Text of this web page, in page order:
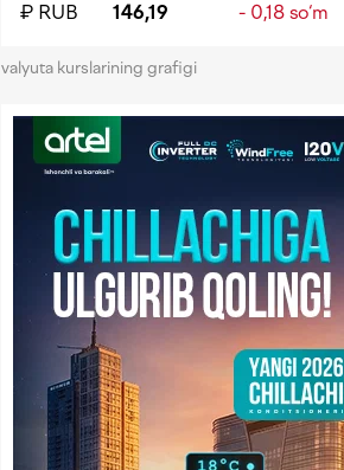
₽ RUB
146,19 - 0,18 so‘m
valyuta kurslarining grafigi